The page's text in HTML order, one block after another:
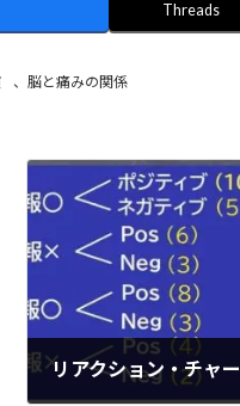
Threads
、 脳と痛みの関係